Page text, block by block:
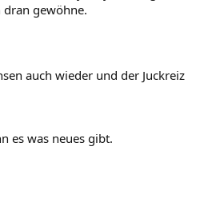
dran gewöhne.
auch wieder und der Juckreiz
es was neues gibt.